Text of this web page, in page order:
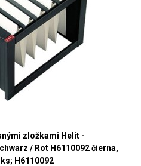
zložkami Helit -
/ Rot H6110092 čierna,
H6110092